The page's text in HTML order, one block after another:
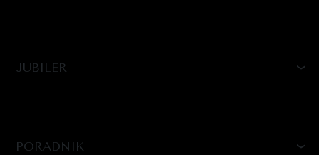
JUBILER
PORADNIK